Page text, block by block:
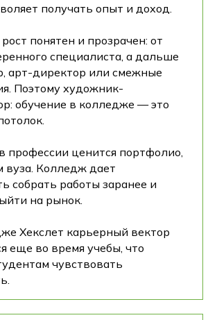
получать опыт и доход.
понятен и прозрачен: от
специалиста, а дальше
арт-директор или смежные
Поэтому художник-
обучение в колледже — это
профессии ценится портфолио,
вуза. Колледж дает
собрать работы заранее и
на рынок.
Хекслет карьерный вектор
еще во время учебы, что
чувствовать